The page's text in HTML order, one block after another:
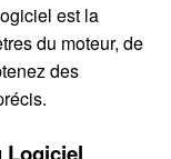
est la
du moteur, de
des